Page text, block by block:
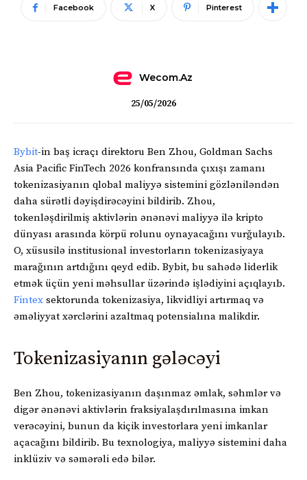
Facebook X Pinterest
Wecom.az
25/05/2026
Bybit-in baş icraçı direktoru Ben Zhou, Goldman Sachs
Asia Pacific FinTech 2026 konfransında çıxışı zamanı
tokenizasiyanın qlobal maliyyə sistemini gözləniləndən
daha sürətli dəyişdirəcəyini bildirib. Zhou,
tokenləşdirilmiş aktivlərin ənənəvi maliyyə ilə kripto
dünyası arasında körpü rolunu oynayacağını vurğulayıb.
O, xüsusilə institusional investorların tokenizasiyaya
marağının artdığını qeyd edib. Bybit, bu sahədə liderlik
etmək üçün yeni məhsullar üzərində işlədiyini açıqlayıb.
Fintex sektorunda tokenizasiya, likvidliyi artırmaq və
əməliyyat xərclərini azaltmaq potensialına malikdir.
Tokenizasiyanın gələcəyi
Ben Zhou, tokenizasiyanın daşınmaz əmlak, səhmlər və
digər ənənəvi aktivlərin fraksiyalaşdırılmasına imkan
verəcəyini, bunun da kiçik investorlara yeni imkanlar
açacağını bildirib. Bu texnologiya, maliyyə sistemini daha
inklüziv və səmərəli edə bilər.